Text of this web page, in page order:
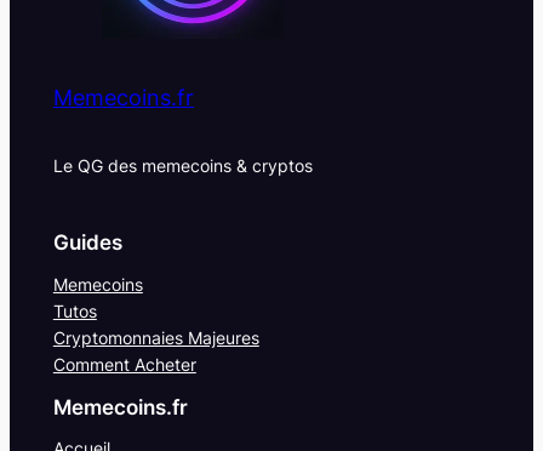
Memecoins.fr
Le QG des memecoins & cryptos
Guides
Memecoins
Tutos
Cryptomonnaies Majeures
Comment Acheter
Memecoins.fr